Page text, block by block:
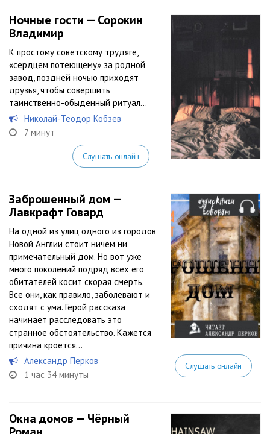
Ночные гости — Сорокин
Владимир
К простому советскому трудяге,
«сердцем потеющему» за родной
завод, поздней ночью приходят
друзья, чтобы совершить
таинственно-обыденный ритуал…
Николай-Теодор Кобзев
7 минут
Слушать онлайн
Заброшенный дом —
Лавкрафт Говард
На одной из улиц одного из городов
Новой Англии стоит ничем ни
примечательный дом. Но вот уже
много поколений подряд всех его
обитателей косит скорая смерть.
Все они, как правило, заболевают и
сходят с ума. Герой рассказа
начинает расследовать это
странное обстоятельство. Кажется
причина кроется...
Александр Перков
1 час 34 минуты
Слушать онлайн
Окна домов — Чёрный